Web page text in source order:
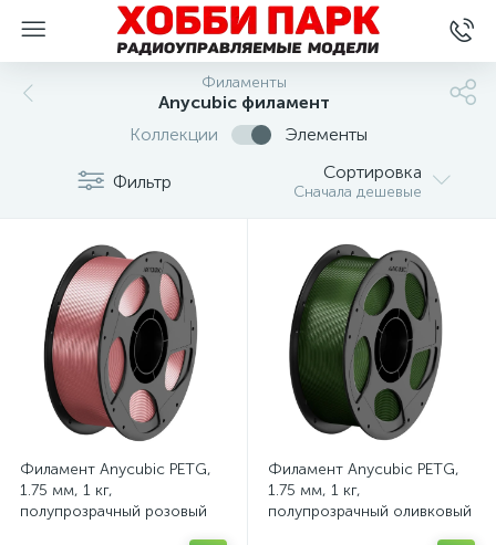
Филаменты
Anycubic филамент
Коллекции
Элементы
Фильтр Сортировка
Сначала дешевые
Филамент Anycubic PETG,
1.75 мм, 1 кг,
полупрозрачный розовый
Филамент Anycubic PETG,
1.75 мм, 1 кг,
полупрозрачный оливковый